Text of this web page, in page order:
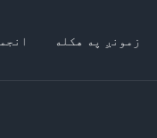
زمونږ په هکله